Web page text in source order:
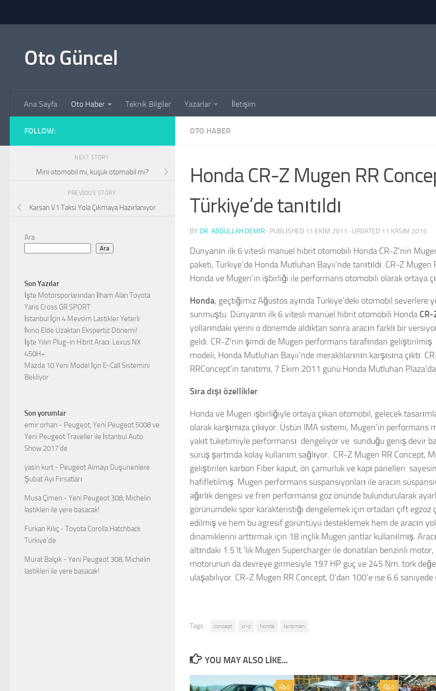
Oto Güncel
Ana Sayfa Oto Haber Teknik Bilgiler Yazarlar İletişim
OTO HABER
Honda CR-Z Mugen RR
Türkiye’de tanıtıldı
BY DR. ABDULLAH DEMİR · PUBLISHED 11 EKIM 2011 · UPDATED 11 KASIM 2015
Dünyanın ilk 6 vitesli manuel hibrit otomobili Honda CR-Z’nin
paketi, Türkiye’de Honda Mutluhan Bayii’nde tanıtıldı. CR-Z Mugen
Honda ve Mugen’in işbirliği ile performans otomobili olarak ortaya
Honda, geçtiğimiz Ağustos ayında Türkiye’deki otomobil severlere
sunmuştu. Dünyanın ilk 6 vitesli manüel hibrit otomobili Honda CR-
yollarındaki yerini o dönemde aldıktan sonra aracın farklı bir
geldi. CR-Z’nin şimdi de Mugen performans tarafından geliştirilmiş
modeli, Honda Mutluhan Bayii’nde meraklılarının karşısına çıktı.
RRConcept’in tanıtımı, 7 Ekim 2011 günü Honda Mutluhan
Sıra dışı özellikler
Honda ve Mugen işbirliğiyle ortaya çıkan otomobil, gelecek
olarak karşımıza çıkıyor. Üstün IMA sistemi, Mugen’in performans
yakıt tüketimiyle performansı dengeliyor ve sunduğu geniş devir
sürüş şartında kolay kullanım sağlıyor. CR-Z Mugen RR Concept,
geliştirilen karbon Fiber kaput, ön çamurluk ve kapı panelleri
hafifletilmiş. Mugen performans süspansiyonları ile aracın
ağırlık dengesi ve fren performansı göz önünde bulundurularak
görünümdeki spor karakteristiği dengelemek için ortadan çift egzoz
edilmiş ve hem bu agresif görüntüyü desteklemek hem de aracın
dinamiklerini arttırmak için 18 inçlik Mugen jantlar kullanılmış.
altındaki 1.5 lt.’lik Mugen Supercharger ile donatılan benzinli
motorunun da devreye girmesiyle 197 HP güç ve 245 Nm. tork
ulaşabiliyor. CR-Z Mugen RR Concept, 0’dan 100’e ise 6.6
Tags: concept cr-z honda lansman
YOU MAY ALSO LIKE...
0 0
FOLLOW:
NEXT STORY
Mini otomobil mi, küçük otomobil mi?
PREVIOUS STORY
Karsan V1 Taksi Yola Çıkmaya Hazırlanıyor
Ara
Ara
Son Yazılar
İşte Motorsporlarından İlham Alan Toyota
Yaris Cross GR SPORT
İstanbul İçin 4 Mevsim Lastikler Yeterli
İkinci Elde Uzaktan Ekspertiz Dönemi!
İşte Yılın Plug-in Hibrit Aracı: Lexus NX
450H+
Mazda 10 Yeni Model İçin E-Call Sistemini
Bekliyor
Son yorumlar
emir orhan - Peugeot, Yeni Peugeot 5008 ve
Yeni Peugeot Traveller ile İstanbul Auto
Show 2017’de
yasin kurt - Peugeot Almayı Düşünenlere
Şubat Ayı Fırsatları
Musa Çimen - Yeni Peugeot 308, Michelin
lastikleri ile yere basacak!
Furkan Kılıç - Toyota Corolla Hatchback
Türkiye’de
Murat Balçık - Yeni Peugeot 308, Michelin
lastikleri ile yere basacak!